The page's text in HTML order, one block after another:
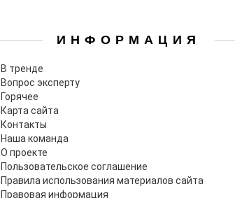
ИНФОРМАЦИЯ
В тренде
Вопрос эксперту
Горячее
Карта сайта
Контакты
Наша команда
О проекте
Пользовательское соглашение
Правила использования материалов сайта
Правовая информация